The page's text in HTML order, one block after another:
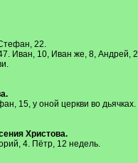
22.
Иван, 10, Иван же, 8, Андрей,
15, у оной церкви во
Христова.
4. Пётр, 12 недель.